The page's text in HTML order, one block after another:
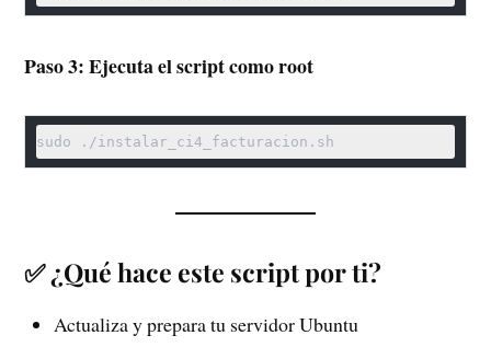
Paso 3: Ejecuta el script como root
✅ ¿Qué hace este script por ti?
Actualiza y prepara tu servidor Ubuntu